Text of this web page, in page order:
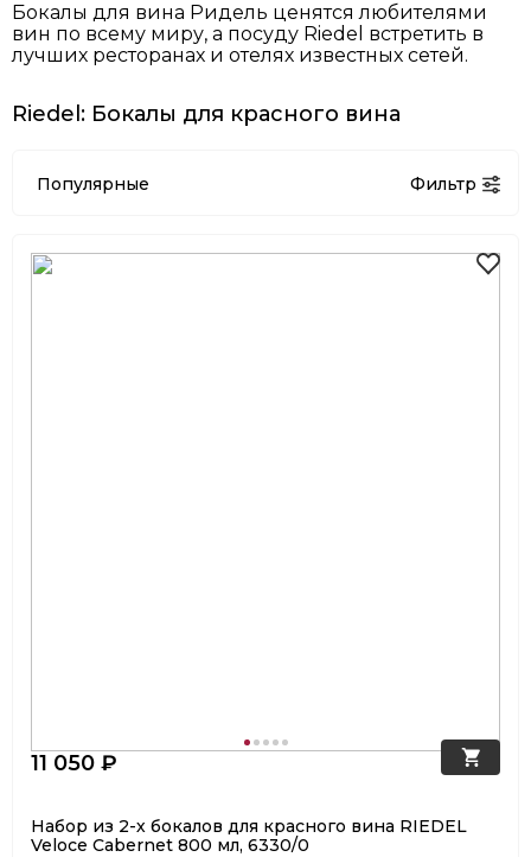
Бокалы для вина Ридель ценятся любителями
вин по всему миру, а посуду Riedel встретить в
лучших ресторанах и отелях известных сетей.
Riedel: Бокалы для красного вина
Популярные Фильтр
11 050 ₽
Набор из 2-х бокалов для красного вина RIEDEL
Veloce Cabernet 800 мл, 6330/0